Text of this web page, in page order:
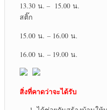
13.30 น. – 15.00 น. เ
สติ๊ก
15.00 น. – 16.00 น.
16.00 น. – 19.00 น. เ
สิ่งที่คาดว่าจะได้รับ